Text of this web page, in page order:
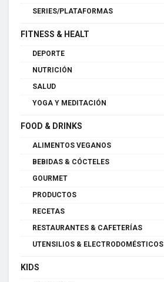
SERIES/PLATAFORMAS
FITNESS & HEALT
DEPORTE
NUTRICIÓN
SALUD
YOGA Y MEDITACIÓN
FOOD & DRINKS
ALIMENTOS VEGANOS
BEBIDAS & CÓCTELES
GOURMET
PRODUCTOS
RECETAS
RESTAURANTES & CAFETERÍAS
UTENSILIOS & ELECTRODOMÉSTICOS
KIDS